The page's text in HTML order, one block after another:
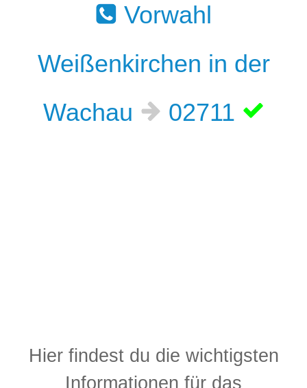
Vorwahl
Weißenkirchen in der
Wachau
02711
Hier findest du die wichtigsten
Informationen für das